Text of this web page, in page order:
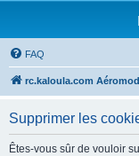
FAQ
rc.kaloula.com
Supprimer les
Êtes-vous sûr de vouloir